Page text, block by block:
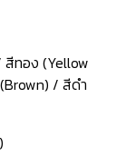
สีทอง (Yellow
/ สีดำ